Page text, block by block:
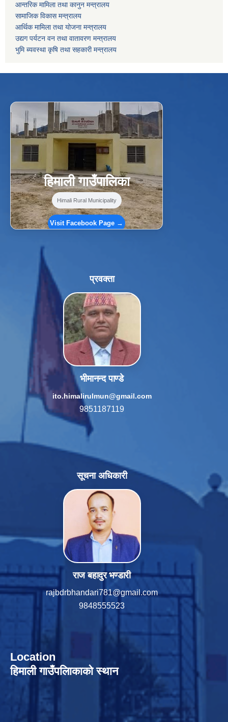
आन्तरिक मामिला तथा कानुन मन्त्रालय
सामाजिक विकास मन्त्रालय
आर्थिक मामिला तथा योजना मन्त्रालय
उद्यग पर्यटन वन तथा वातावरण मन्त्रालय
भुमि ब्यवस्था कृषि तथा सहकारी मन्त्रालय
f Facebook ⋯
हिमाली गाउँपालिका
Himali Rural Municipality
Visit Facebook Page →
प्रवक्ता
भीमानन्द पाण्डे
ito.himalirulmun@gmail.com
9851187119
सूचना अधिकारी
राज बहादुर भण्डारी
rajbdrbhandari781@gmail.com
9848555523
Location
हिमाली गाउँपलािकाको स्थान